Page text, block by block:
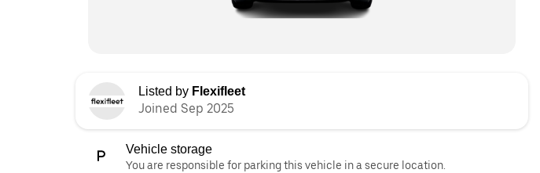
Listed by Flexifleet
Joined Sep 2025
Vehicle storage
You are responsible for parking this vehicle in a secure location.